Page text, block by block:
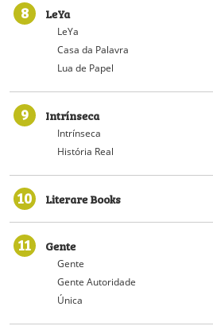
8 LeYa
LeYa
Casa da Palavra
Lua de Papel
9 Intrínseca
Intrínseca
História Real
10 Literare Books
11 Gente
Gente
Gente Autoridade
Única